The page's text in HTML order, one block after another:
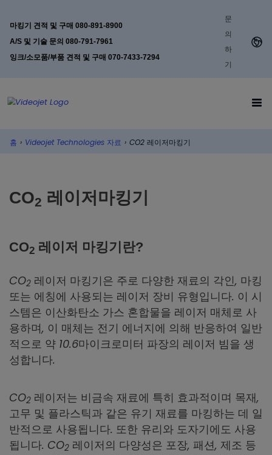
마킹기 견적 및 구매 080-891-8900
A/S 및 기술 문의 080-791-7961
잉크/소모품/부품 견적 및 구매 070-7433-7294
문
의
하
기
홈 › Videojet Technologies 자료 › CO2 레이저마킹기
CO2 레이저마킹기
CO2 레이저 마킹기란?
CO2 레이저 마킹기은 주로 다양한 재료의 각인, 마킹
또는 에칭에 사용되는 레이저 장비 유형입니다. 이 시
스템은 이산화탄소 가스 혼합물을 레이저 매체로 사
용하며, 이 매체는 전기 에너지에 의해 반응하여 일반
적으로 약 10.6마이크로미터 파장의 레이저 빔을 생
성합니다.
CO2 레이저는 비금속 재료에 특히 효과적이며 목재,
고무 및 플라스틱과 같은 유기 재료를 마킹하는 데 일
반적으로 사용됩니다. 또한 유리와 도자기에도 사용
됩니다. CO2 레이저의 다양성은 포장, 패션, 제조 등